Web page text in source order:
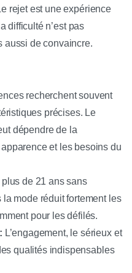
rejet est une expérience
difficulté n’est pas
aussi de convaincre.
recherchent souvent
précises. Le
dépendre de la
et les besoins du
de 21 ans sans
mode réduit fortement les
pour les défilés.
L’engagement, le sérieux et
qualités indispensables